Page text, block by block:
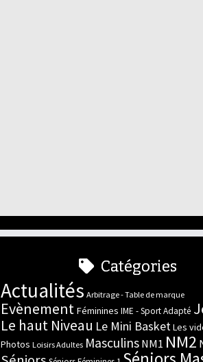
Catégories
Actualités Arbitrage - Table de marque
Evènement Féminines IME - Sport Adapté
Le haut Niveau Le Mini BasketLes
Photos Loisirs Adultes Masculins NM1 NM2